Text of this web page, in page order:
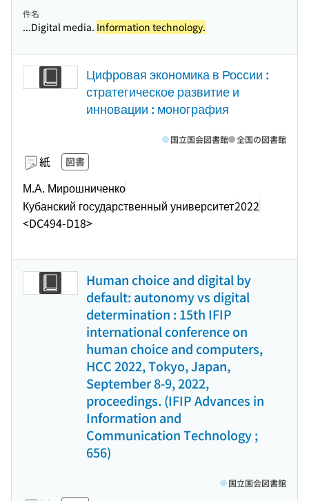
件名
...Digital media. Information technology.
Цифровая экономика в России :
стратегическое развитие и
инновации : монография
紙 図書
М.А. Мирошниченко
Кубанский государственный университет2022
<DC494-D18>
国立国会図書館 全国の図書館
Human choice and digital by
default: autonomy vs digital
determination : 15th IFIP
international conference on
human choice and computers,
HCC 2022, Tokyo, Japan,
September 8-9, 2022,
proceedings. (IFIP Advances in
Information and
Communication Technology ;
656)
国立国会図書館